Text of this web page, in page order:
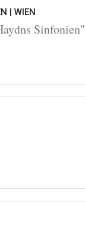
| WIEN
Sinfonien"